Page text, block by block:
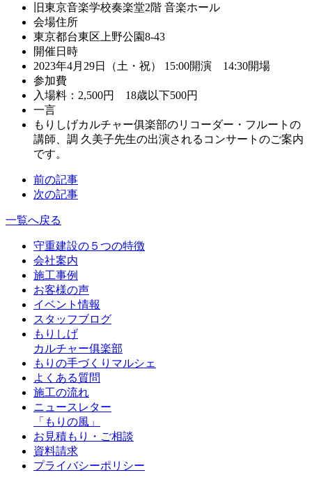
旧東京音楽学校奏楽堂2階 音楽ホール
会場住所
東京都台東区上野公園8-43
開催日時
2023年4月29日（土・祝） 15:00開演 14:30開場
参加費
入場料：2,500円 18歳以下500円
一言
もりしげカルチャー俱楽部のリコーダー・フルートの
講師、調 久美子先生の出演されるコンサートのご案内
です。
前の記事
次の記事
一覧へ戻る
守重建設の５つの特徴
会社案内
施工事例
お客様の声
イベント情報
スタッフブログ
もりしげ
カルチャー俱楽部
もりの手づくりマルシェ
よくある質問
施工の流れ
ニュースレター
「もりの風」
お見積もり・ご相談
資料請求
プライバシーポリシー